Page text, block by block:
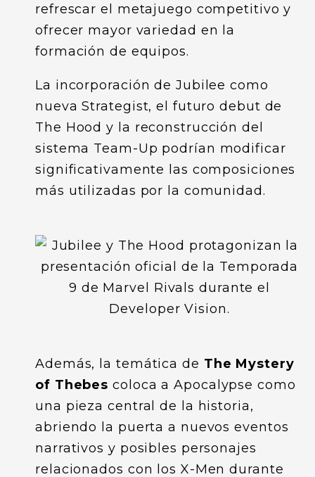
refrescar el metajuego competitivo y
ofrecer mayor variedad en la
formación de equipos.
La incorporación de Jubilee como
nueva Strategist, el futuro debut de
The Hood y la reconstrucción del
sistema Team-Up podrían modificar
significativamente las composiciones
más utilizadas por la comunidad.
Además, la temática de The Mystery
of Thebes coloca a Apocalypse como
una pieza central de la historia,
abriendo la puerta a nuevos eventos
narrativos y posibles personajes
relacionados con los X-Men durante